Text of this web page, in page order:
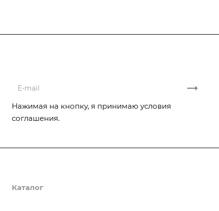
Нажимая на кнопку, я принимаю условия
соглашения.
Реализованные проекты
Каталог